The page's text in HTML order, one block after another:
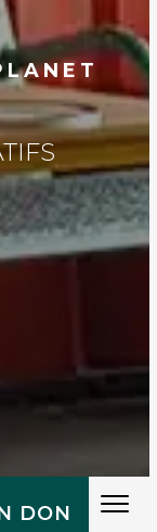
DON